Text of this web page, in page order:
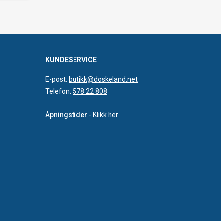
KUNDESERVICE
E-post: butikk@doskeland.net
Telefon: 578 22 808
Åpningstider - Klikk her